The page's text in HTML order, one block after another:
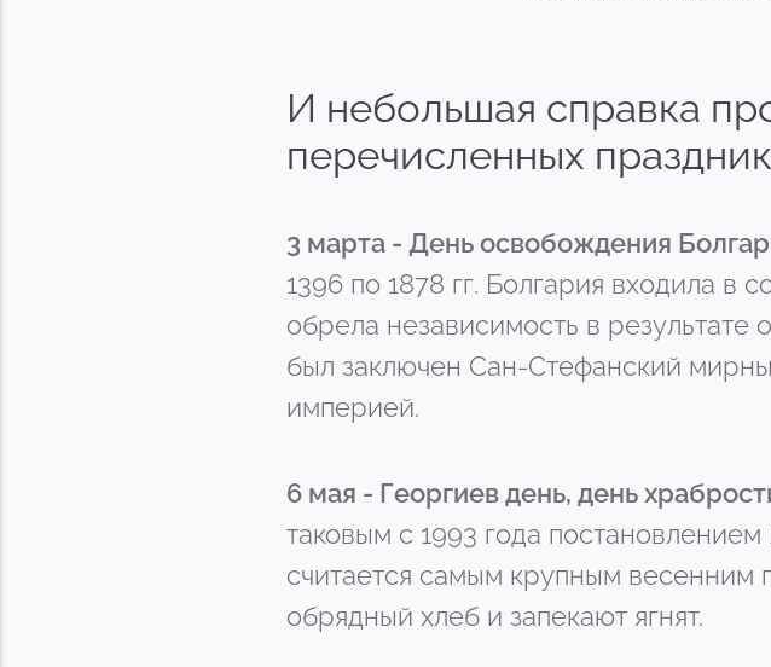
И небольшая справка
перечисленных
3 марта - День освобождения
1396 по 1878 гг. Болгария входила в
обрела независимость в
был заключен Сан-Стефанский
империей.
6 мая - Георгиев день, день
таковым с 1993 года
считается самым крупным весенним
обрядный хлеб и запекают ягнят.